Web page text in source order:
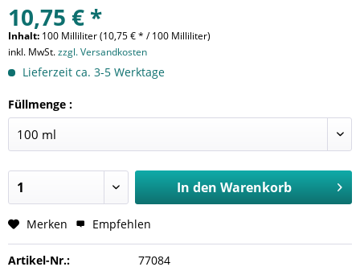
10,75 € *
Inhalt: 100 Milliliter (10,75 € * / 100 Milliliter)
inkl. MwSt.zzgl. Versandkosten
Lieferzeit ca. 3-5 Werktage
Füllmenge :
In den Warenkorb
Merken Empfehlen
Artikel-Nr.: 77084